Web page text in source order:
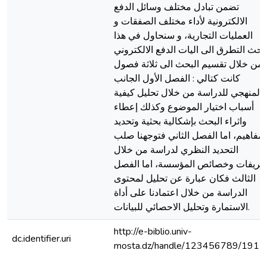
تضمن تبادل مختلف وسائل الدفع
الالكترونية لأداء مختلف الصفقات و
العمليات التجارية، و سنحاول في هذا
التطرق الى اليات الدفع الالكتروني
من خلال تقسيم البحث الى ثلاثة فصول
كانت كتالي : الفصل الأول الجانب
المنهجي للدراسة من خلال تحليل كيفية
أسباب اختيار الموضوع وكذلك إعطاء
واثراء البحث بإشكالية بحثية وتحديد
اما الفصل الثاني فتوجهنا صلب
التحديد النظري لدراسة من خلال
تعريفات وخصائص المؤسسة، اما الفصل
الثالث فكان عبارة عن تحليل لمحتوى
الدراسة من خلال اعتمادنا على أداة
الاستمارة وتحليل الاحصائي للبيانات.
dc.identifier.uri
http://e-biblio.univ-
mosta.dz/handle/123456789/